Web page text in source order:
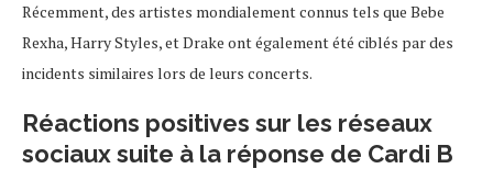
Récemment, des artistes mondialement connus tels que Bebe
Rexha, Harry Styles, et Drake ont également été ciblés par des
incidents similaires lors de leurs concerts.
Réactions positives sur les réseaux
sociaux suite à la réponse de Cardi B